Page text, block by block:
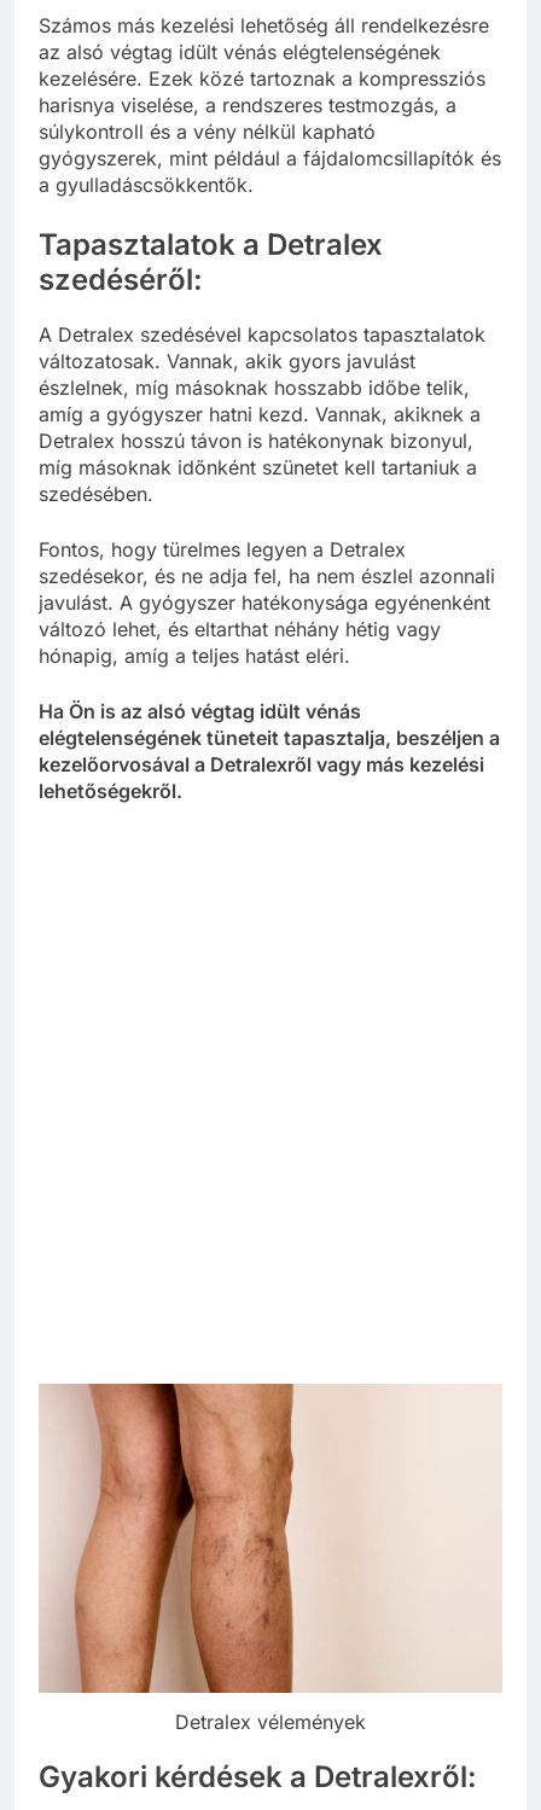
Számos más kezelési lehetőség áll rendelkezésre
az alsó végtag idült vénás elégtelenségének
kezelésére. Ezek közé tartoznak a kompressziós
harisnya viselése, a rendszeres testmozgás, a
súlykontroll és a vény nélkül kapható
gyógyszerek, mint például a fájdalomcsillapítók és
a gyulladáscsökkentők.
Tapasztalatok a Detralex
szedéséről:
A Detralex szedésével kapcsolatos tapasztalatok
változatosak. Vannak, akik gyors javulást
észlelnek, míg másoknak hosszabb időbe telik,
amíg a gyógyszer hatni kezd. Vannak, akiknek a
Detralex hosszú távon is hatékonynak bizonyul,
míg másoknak időnként szünetet kell tartaniuk a
szedésében.
Fontos, hogy türelmes legyen a Detralex
szedésekor, és ne adja fel, ha nem észlel azonnali
javulást. A gyógyszer hatékonysága egyénenként
változó lehet, és eltarthat néhány hétig vagy
hónapig, amíg a teljes hatást eléri.
Ha Ön is az alsó végtag idült vénás
elégtelenségének tüneteit tapasztalja, beszéljen a
kezelőorvosával a Detralexről vagy más kezelési
lehetőségekről.
Detralex vélemények
Gyakori kérdések a Detralexről: